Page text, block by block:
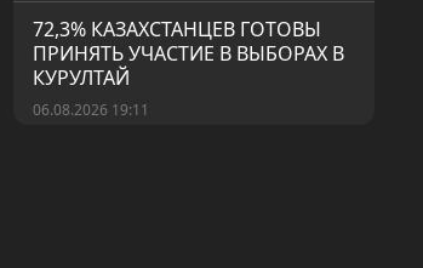
72,3% КАЗАХСТАНЦЕВ ГОТОВЫ
ПРИНЯТЬ УЧАСТИЕ В ВЫБОРАХ В
КУРУЛТАЙ
06.08.2026 19:11